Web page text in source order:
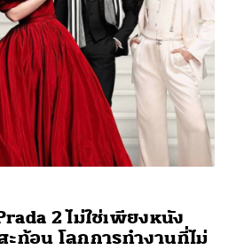
2 ไม่ใช่เพียงหนัง
ท้อน โลกการทำงานที่ไม่